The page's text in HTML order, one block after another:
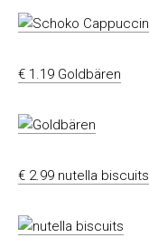
€ 1.19 Goldbären
€ 2.99 nutella biscuits